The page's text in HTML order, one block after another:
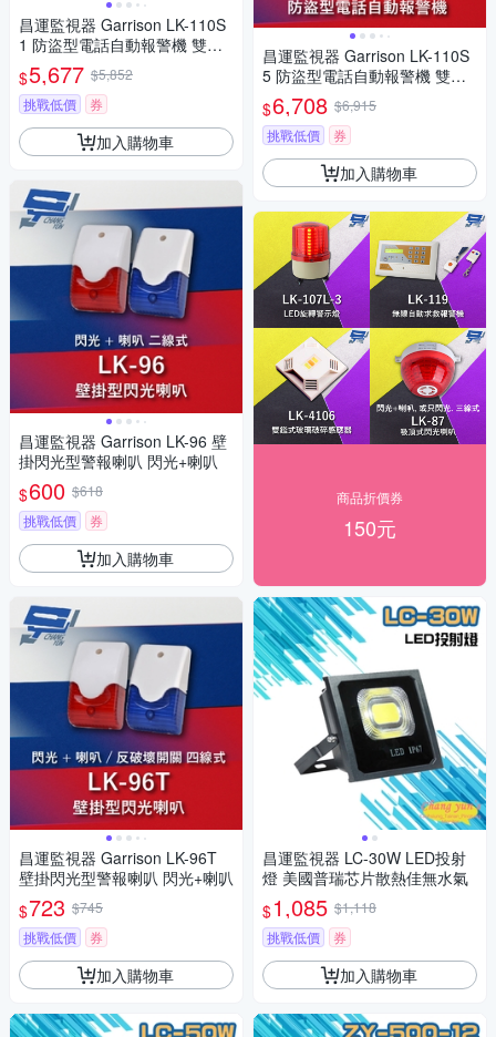
昌運監視器 Garrison LK-110S
1 防盜型電話自動報警機 雙觸
發雙20秒自錄語音
$5,677 $5,852
挑戰低價
券
加入購物車
昌運監視器 Garrison LK-96 壁
掛閃光型警報喇叭 閃光+喇叭
$600 $618
挑戰低價
券
加入購物車
昌運監視器 Garrison LK-96T
壁掛閃光型警報喇叭 閃光+喇叭
$723 $745
挑戰低價
券
加入購物車
昌運監視器 Garrison LK-110S
5 防盜型電話自動報警機 雙觸
發雙20秒自錄語音
$6,708 $6,915
挑戰低價
券
加入購物車
商品折價券
150元
昌運監視器 LC-30W LED投射
燈 美國普瑞芯片散熱佳無水氣
$1,085 $1,118
挑戰低價
券
加入購物車